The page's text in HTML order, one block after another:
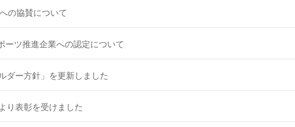
の協賛について
ーツ推進企業への認定について
ダー方針」を更新しました
り表彰を受けました